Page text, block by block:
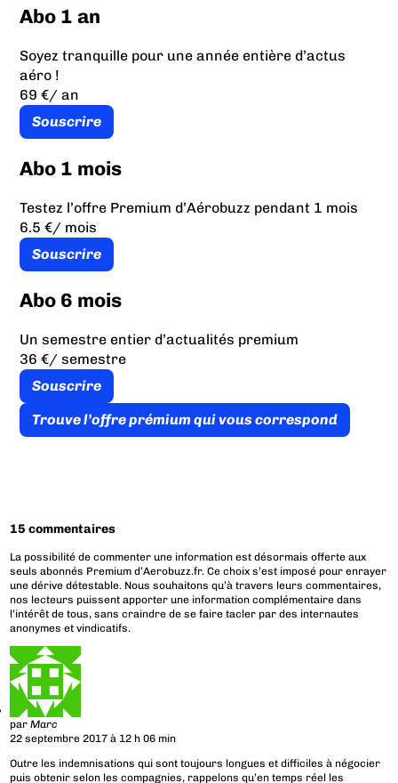
Abo 1 an
Soyez tranquille pour une année entière d’actus
aéro !
69 €/ an
Souscrire
Abo 1 mois
Testez l’offre Premium d’Aérobuzz pendant 1 mois
6.5 €/ mois
Souscrire
Abo 6 mois
Un semestre entier d’actualités premium
36 €/ semestre
Souscrire
Trouve l’offre prémium qui vous correspond
15 commentaires
La possibilité de commenter une information est désormais offerte aux
seuls abonnés Premium d’Aerobuzz.fr. Ce choix s’est imposé pour enrayer
une dérive détestable. Nous souhaitons qu’à travers leurs commentaires,
nos lecteurs puissent apporter une information complémentaire dans
l’intérêt de tous, sans craindre de se faire tacler par des internautes
anonymes et vindicatifs.
parMarc
22 septembre 2017 à 12 h 06 min
Outre les indemnisations qui sont toujours longues et difficiles à négocier
puis obtenir selon les compagnies, rappelons qu’en temps réel les